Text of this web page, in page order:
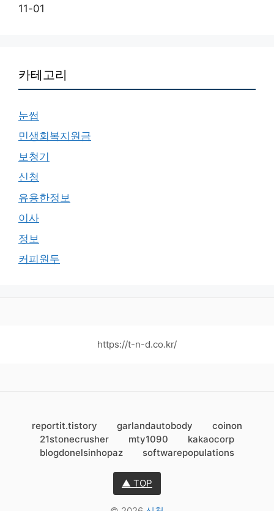
11-01
카테고리
눈썹
민생회복지원금
보청기
신청
유용한정보
이사
정보
커피원두
https://t-n-d.co.kr/
reportit.tistory garlandautobody
coinon
21stonecrusher
mty1090
kakaocorp
blogdonelsinhopaz
softwarepopulations
▲ TOP